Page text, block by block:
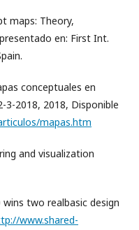
maps: Theory,
en: First Int.
conceptuales en
2018, 2018, Disponible
mapas.htm
and visualization
wins two realbasic design
www.shared-